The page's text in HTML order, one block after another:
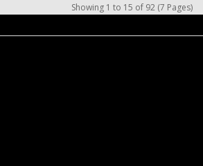
Showing 1 to 15 of 92 (7 Pages)